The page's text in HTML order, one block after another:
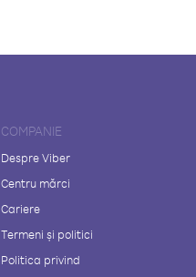
COMPANIE
Despre Viber
Centru mărci
Cariere
Termeni și politici
Politica privind